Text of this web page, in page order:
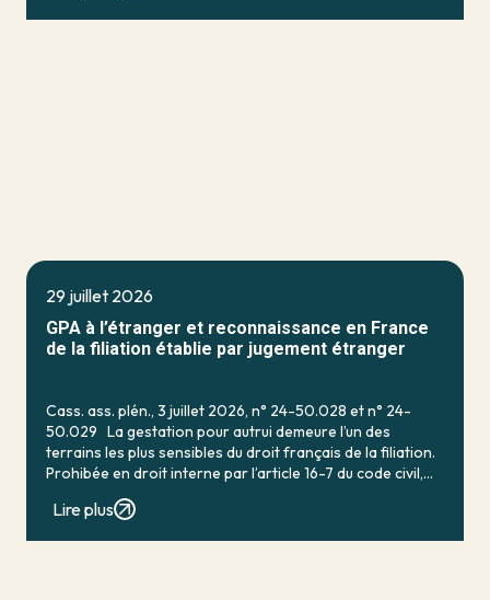
29 juillet 2026
GPA à l’étranger et reconnaissance en France
de la filiation établie par jugement étranger
Cass. ass. plén., 3 juillet 2026, n° 24-50.028 et n° 24-
50.029 La gestation pour autrui demeure l’un des
terrains les plus sensibles du droit français de la filiation.
Prohibée en droit interne par l’article 16-7 du code civil,
Lire plus